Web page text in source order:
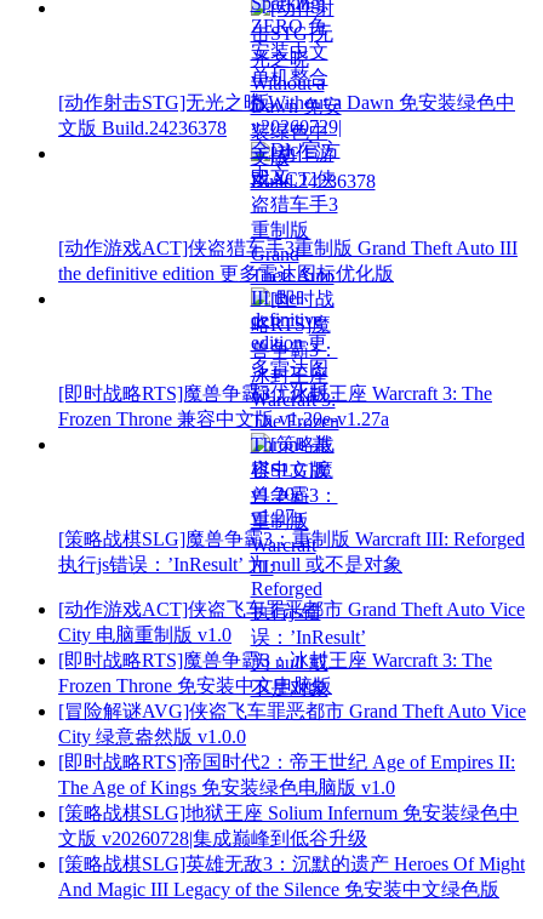
[动作射击STG]无光之晓 Without a Dawn 免安装绿色中
文版 Build.24236378
[动作游戏ACT]侠盗猎车手3重制版 Grand Theft Auto III
the definitive edition 更多雷达图标优化版
[即时战略RTS]魔兽争霸3：冰封王座 Warcraft 3: The
Frozen Throne 兼容中文版 v1.20e-v1.27a
[策略战棋SLG]魔兽争霸3：重制版 Warcraft III: Reforged
执行js错误：’InResult’ 为 null 或不是对象
[动作游戏ACT]侠盗飞车罪恶都市 Grand Theft Auto Vice
City 电脑重制版 v1.0
[即时战略RTS]魔兽争霸3：冰封王座 Warcraft 3: The
Frozen Throne 免安装中文电脑版
[冒险解谜AVG]侠盗飞车罪恶都市 Grand Theft Auto Vice
City 绿意盎然版 v1.0.0
[即时战略RTS]帝国时代2：帝王世纪 Age of Empires II:
The Age of Kings 免安装绿色电脑版 v1.0
[策略战棋SLG]地狱王座 Solium Infernum 免安装绿色中
文版 v20260728|集成巅峰到低谷升级
[策略战棋SLG]英雄无敌3：沉默的遗产 Heroes Of Might
And Magic III Legacy of the Silence 免安装中文绿色版